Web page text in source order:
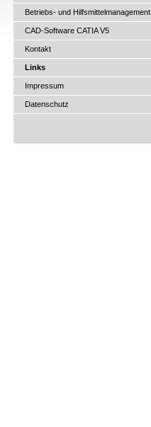
Betriebs- und Hilfsmittelmanagement
CAD-Software CATIA V5
Kontakt
Links
Impressum
Datenschutz